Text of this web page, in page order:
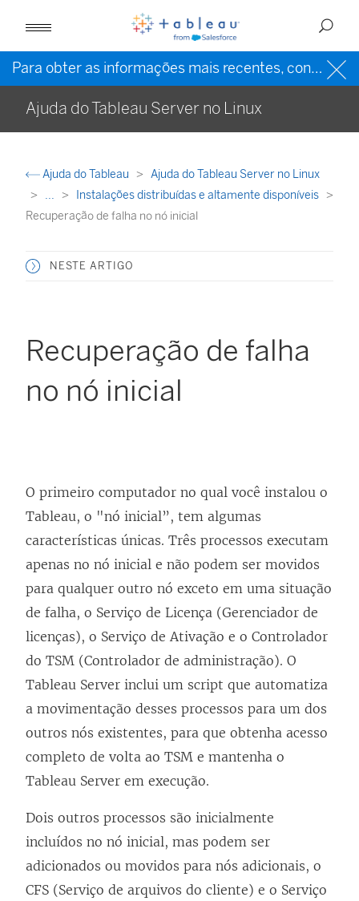
Para obter as informações mais recentes, consulte a
Ajuda do Tableau Server no Linux
Ajuda do Tableau
Ajuda do Tableau Server no Linux
...
Instalações distribuídas e altamente disponíveis
Recuperação de falha no nó inicial
NESTE ARTIGO
Recuperação de falha
no nó inicial
O primeiro computador no qual você instalou o
Tableau, o "nó inicial”, tem algumas
características únicas. Três processos executam
apenas no nó inicial e não podem ser movidos
para qualquer outro nó exceto em uma situação
de falha, o Serviço de Licença (Gerenciador de
licenças), o Serviço de Ativação e o Controlador
do TSM (Controlador de administração). O
Tableau Server inclui um script que automatiza
a movimentação desses processos para um dos
outros nós existentes, para que obtenha acesso
completo de volta ao TSM e mantenha o
Tableau Server em execução.
Dois outros processos são inicialmente
incluídos no nó inicial, mas podem ser
adicionados ou movidos para nós adicionais, o
CFS (Serviço de arquivos do cliente) e o Serviço